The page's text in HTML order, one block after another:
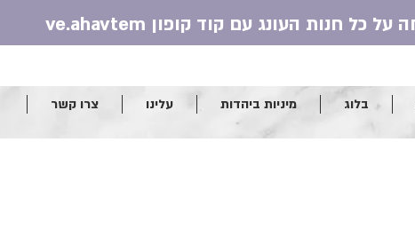
בלוג מיניות ביהדות עלינו צרו קשר